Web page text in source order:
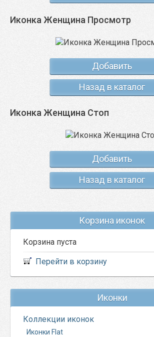
Иконка Женщина Просмотр
Добавить
Назад в каталог
Иконка Женщина Стоп
Добавить
Назад в каталог
Корзина иконок
Корзина пуста
Перейти в корзину
Иконки
Коллекции иконок
Иконки Flat